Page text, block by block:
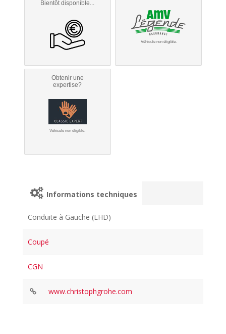
Bientôt disponible...
Véhicule non éligible.
Obtenir une
expertise?
Véhicule non éligible.
Informations techniques
Conduite à Gauche (LHD)
Coupé
CGN
www.christophgrohe.com